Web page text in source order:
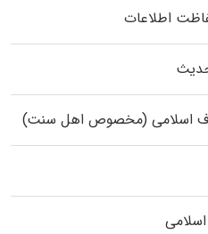
اطلاعات
اسلامی (مخصوص اهل سنت)